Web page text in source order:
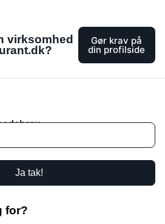
virksomhed
Gør krav på
din profilside
Ja tak!
for?